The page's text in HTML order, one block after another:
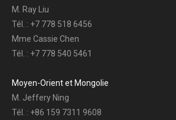
M. Ray Liu
Tél. : +7 778 518 6456
Mme Cassie Chen
Tél. : +7 778 540 5461
Moyen-Orient et Mongolie
M. Jeffery Ning
Tél. : +86 159 7311 9608